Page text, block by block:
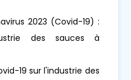
2023 (Covid-19) :
des sauces à
19 sur l'industrie des